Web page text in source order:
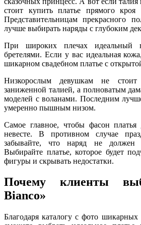
стоит купить платье прямого
Представительницам прекрасного
лучше выбирать наряды с глубоким
При широких плечах идеальный
бретелями. Если у вас идеальная
шикарном свадебном платье с
Низкорослым девушкам не
заниженной талией, а полноватым
моделей с воланами. Последним
умеренно пышным низом.
Самое главное, чтобы фасон платья
невесте. В противном случае
забывайте, что наряд не должен
Выбирайте платье, которое будет
фигуры и скрывать недостатки.
Почему клиенты
Bianco»
Благодаря каталогу с фото